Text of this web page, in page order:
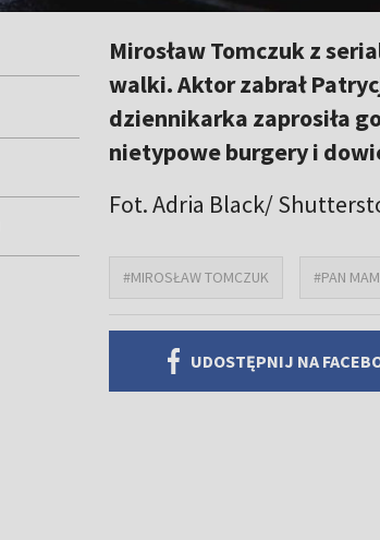
Mirosław Tomczuk z
walki. Aktor zabrał
dziennikarka zaprosiła
nietypowe burgery i
Fot. Adria Black/
#MIROSŁAW TOMCZUK #PAN
UDOSTĘPNIJ NA